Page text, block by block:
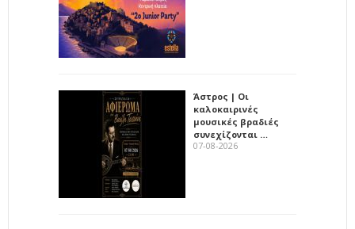
Άστρος | Οι
καλοκαιρινές
μουσικές βραδιές
συνεχίζονται …
07-08-2026